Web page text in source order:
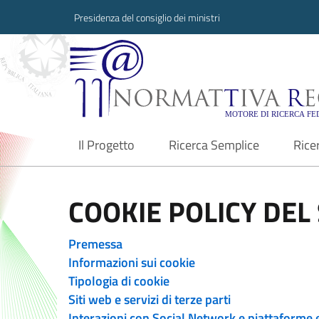
Presidenza del consiglio dei ministri
Normattiva
Il Progetto
current Ricerca Semplice
COOKIE POLICY
Premessa
Informazioni sui cookie
Tipologia di cookie
Siti web e servizi di terze parti